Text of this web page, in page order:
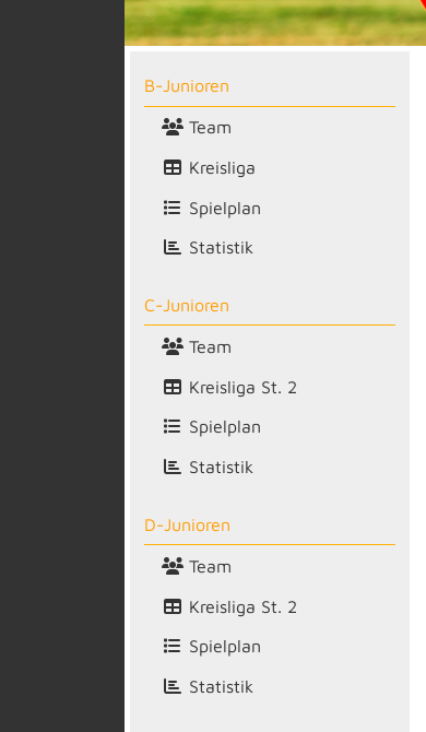
B-Junioren
Team
Kreisliga
Spielplan
Statistik
C-Junioren
Team
Kreisliga St. 2
Spielplan
Statistik
D-Junioren
Team
Kreisliga St. 2
Spielplan
Statistik